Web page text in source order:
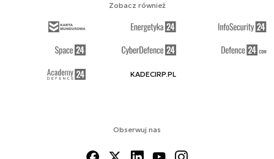
Obserwuj nas
Zobacz również
KADECIRP.PL